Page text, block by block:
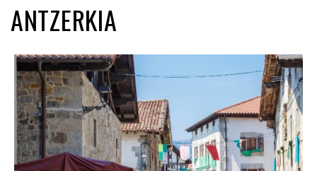
ANTZERKIA